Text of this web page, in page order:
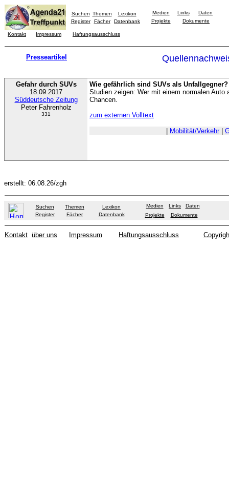
Suchen Themen
Lexikon
Register
Fächer Datenbank
Medien Links
Daten
Projekte
Dokumente
Kontakt Impressum Haftungsausschluss
Presseartikel
Gefahr durch SUVs
18.09.2017
Süddeutsche Zeitung
Peter Fahrenholz
331
Wie gefährlich sind SUVs als Unfallgegner?
Studien zeigen: Wer mit einem normalen Auto
Chancen.
zum externen Volltext
Mobilität/Verkehr|
erstellt: 06.08.26/zgh
Suchen Themen
Lexikon
Register
Fächer Datenbank
Medien Links
Daten
Projekte
Dokumente
Kontakt über uns Impressum Haftungsausschluss